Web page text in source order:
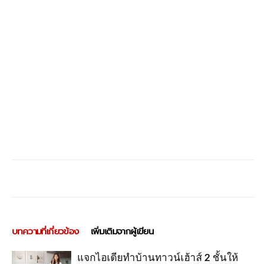
บทความที่เกี่ยวข้อง เพิ่มเติมจากผู้เขียน
แจกไอเดียทำบ้านทาวน์เฮ้าส์ 2 ชั้นให้